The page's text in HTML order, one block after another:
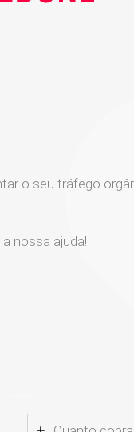
o seu tráfego
nossa ajuda!